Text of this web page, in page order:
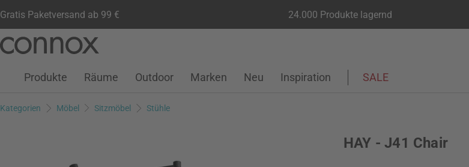
Gratis Paketversand ab 99 € 24.000 Produkte lagernd
Seiteninhalt
Suchfeld
Kundenkonto
Wunschliste
Warenkorb
Produkte Räume Outdoor Marken Neu Inspiration SALE
Kategorien Möbel Sitzmöbel Stühle
HAY - J41 Chair